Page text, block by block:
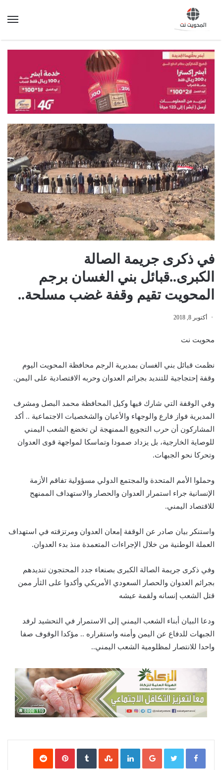
في ذكرى جريمة الصالة
الكبرى..قبائل بني الغسان برجم
المحويت تقيم وقفة غضب مسلحة..
أكتوبر 8, 2018
محويت نت
نظمت قبائل بني الغسان بمديرية الرجم محافظة المحويت اليوم
وقفة إحتجاجية للتنديد بجرائم العدوان وحربه الاقتصادية علی اليمن.
وفي الوقفة التي شارك فيها وكيل المحافظة محمد البصل ومشرف
المديرية فواز فارع والوجهاء والأعيان والشخصيات الاجتماعية .. أكد
المشاركون أن حرب التجويع الممنهجة لن تخضع الشعب اليمني
للوصاية الخارجية، بل يزداد صمودا وتماسكا لمواجهة قوی العدوان
وتحركا نحو الجبهات.
وحملوا الأمم المتحدة والمجتمع الدولي مسؤولية تفاقم الأزمة
الإنسانية جراء استمرار العدوان والحصار والاستهداف الممنهح
للاقتصاد اليمني.
واستنكر بيان صادر عن الوقفة إمعان العدوان ومرتزقته في استهداف
العملة الوطنية من خلال الإجراءات المتعمدة منذ بدء العدوان.
وفي ذكرى جريمة الصالة الكبرى بصنعاء جدد المحتجون تنديدهم
بجرائم العدوان والحصار السعودي الأمريكي وأكدوا على الثأر ممن
قتل الشعب إنسانه ولقمة عيشه
ودعا البيان أبناء الشعب اليمني إلی الاستمرار في التحشيد لرفد
الجبهات للدفاع عن اليمن وأمنه واستقراره .. مؤكدا الوقوف صفا
واحدا للانتصار لمظلومية الشعب اليمني..
Google+
LinkedIn
‏StumbleUpon